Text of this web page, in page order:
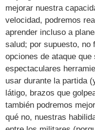
mejorar nuestra
velocidad, podremos
aprender incluso a
salud; por supuesto, no
opciones de ataque
espectaculares
usar durante la partida
látigo, brazos que
también podremos
qué no, nuestras